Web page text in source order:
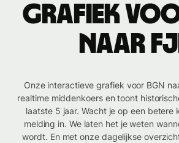
Grafiek
naar
Onze interactieve grafiek voor BGN
realtime middenkoers en toont
laatste 5 jaar. Wacht je op een betere
melding in. We laten het je weten
wordt. En met onze dagelijkse